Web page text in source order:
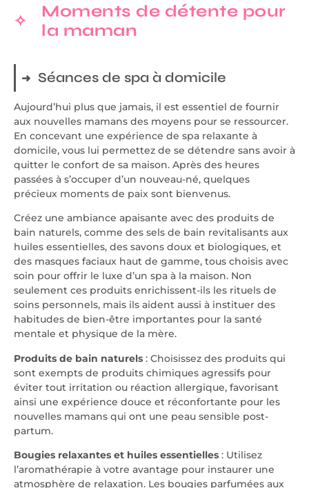
Moments de détente pour
la maman
Séances de spa à domicile
Aujourd’hui plus que jamais, il est essentiel de fournir
aux nouvelles mamans des moyens pour se ressourcer.
En concevant une expérience de spa relaxante à
domicile, vous lui permettez de se détendre sans avoir à
quitter le confort de sa maison. Après des heures
passées à s’occuper d’un nouveau-né, quelques
précieux moments de paix sont bienvenus.
Créez une ambiance apaisante avec des produits de
bain naturels, comme des sels de bain revitalisants aux
huiles essentielles, des savons doux et biologiques, et
des masques faciaux haut de gamme, tous choisis avec
soin pour offrir le luxe d’un spa à la maison. Non
seulement ces produits enrichissent-ils les rituels de
soins personnels, mais ils aident aussi à instituer des
habitudes de bien-être importantes pour la santé
mentale et physique de la mère.
Produits de bain naturels : Choisissez des produits qui
sont exempts de produits chimiques agressifs pour
éviter tout irritation ou réaction allergique, favorisant
ainsi une expérience douce et réconfortante pour les
nouvelles mamans qui ont une peau sensible post-
partum.
Bougies relaxantes et huiles essentielles : Utilisez
l’aromathérapie à votre avantage pour instaurer une
atmosphère de relaxation. Les bougies parfumées aux